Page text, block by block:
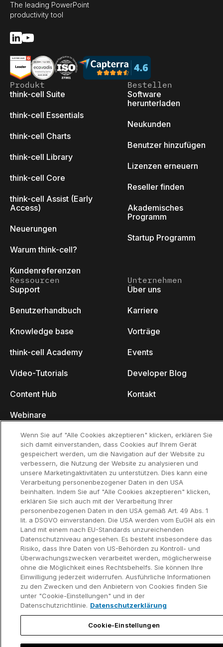
The leading PowerPoint
productivity tool
Produkt
think-cell Suite
think-cell Essentials
think-cell Charts
think-cell Library
think-cell Core
think-cell Assist (Early
Access)
Neuerungen
Warum think-cell?
Kundenreferenzen
Bestellen
Software
herunterladen
Neukunden
Benutzer hinzufügen
Lizenzen erneuern
Reseller finden
Akademisches
Programm
Startup Programm
Ressourcen
Support
Benutzerhandbuch
Knowledge base
think-cell Academy
Video-Tutorials
Content Hub
Webinare
Unternehmen
Über uns
Karriere
Vorträge
Events
Developer Blog
Kontakt
©2002-2026 think-cell Software GmbH
Datenschutzerklär
ung
Kontaktinformationen und rechtlicher
Hinweis
Wenn Sie auf "Alle Cookies akzeptieren" klicken, erklären Sie
sich damit einverstanden, dass Cookies auf Ihrem Gerät
gespeichert werden, um die Navigation auf der Website zu
verbessern, die Nutzung der Website zu analysieren und
unsere Marketingaktivitäten zu unterstützen. Dies kann eine
Verarbeitung personenbezogener Daten in den USA
beinhalten. Indem Sie auf "Alle Cookies akzeptieren" klicken,
erklären Sie sich auch mit der Verarbeitung Ihrer
personenbezogenen Daten in den USA gemäß Art. 49 Abs. 1
lit. a DSGVO einverstanden. Die USA werden vom EuGH als ein
Land mit einem nach EU-Standards unzureichenden
Datenschutzniveau angesehen. Es besteht insbesondere das
Risiko, dass Ihre Daten von US-Behörden zu Kontroll- und
Überwachungszwecken verarbeitet werden, möglicherweise
ohne die Möglichkeit eines Rechtsbehelfs. Sie können Ihre
Einwilligung jederzeit widerrufen. Ausführliche Informationen
zu den Zwecken und den Anbietern von Cookies finden Sie
unter "Cookie-Einstellungen" und in der
Datenschutzrichtlinie. Datenschutzerklärung
Cookie-Einstellungen